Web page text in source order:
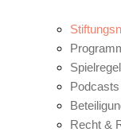
Podcasts
Recht &